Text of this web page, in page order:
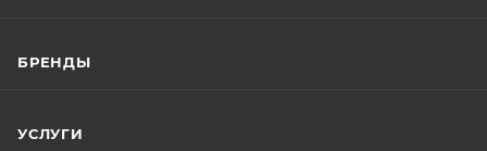
БРЕНДЫ
УСЛУГИ